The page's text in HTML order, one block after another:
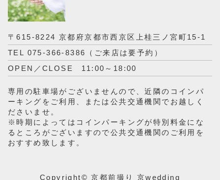
〒615-8224 京都府京都市西京区上桂三ノ宮町15-1
TEL 075-366-8386（ご来店は要予約）
OPEN／CLOSE 11:00～18:00
専用の駐車場がございませんので、近隣のコインパ
ーキングをご利用、または公共交通機関でお越しく
ださいませ。
※時期によってはコインパーキングが特別料金にな
るところがございますので公共交通機関のご利用を
おすすめ致します。
Copyright©京都前撮り 京wedding